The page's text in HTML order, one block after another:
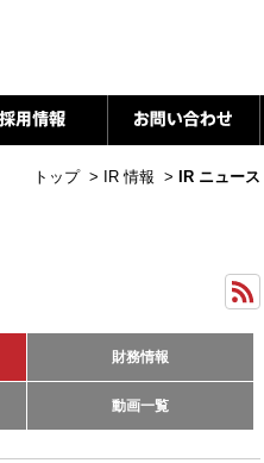
トップ > IR 情報 > IR ニュース
財務情報
動画一覧